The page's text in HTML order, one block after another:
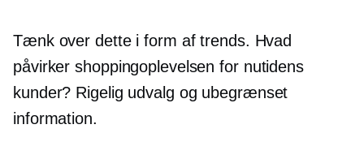
Tænk over dette i form af trends. Hvad
påvirker shoppingoplevelsen for nutidens
kunder? Rigelig udvalg og ubegrænset
information.